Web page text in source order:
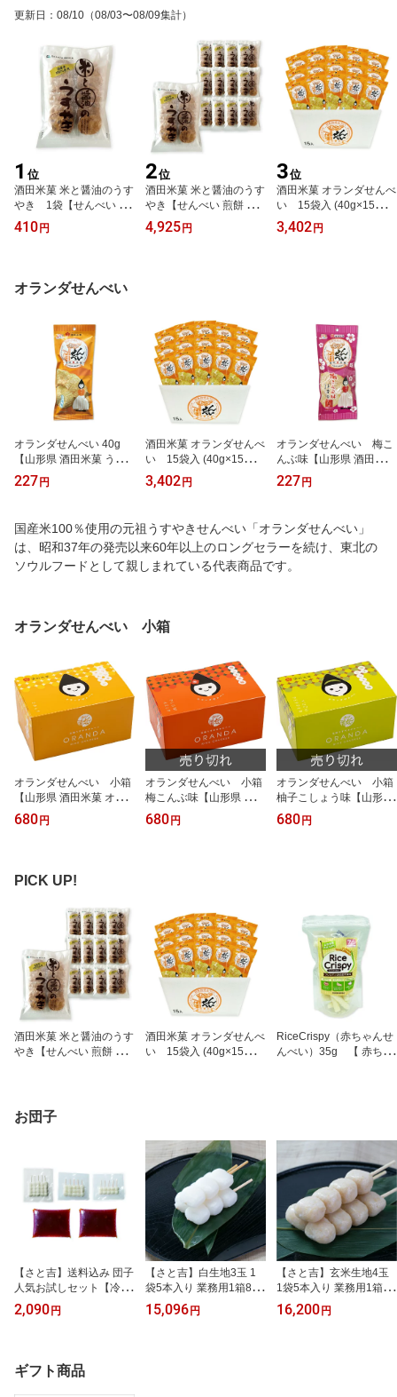
更新日 ： 08/10 （08/03〜08/09集計）
1 位
酒田米菓 米と醤油のうす
やき 1袋【せんべい 煎
餅 小麦不使用 醤油 しょ
うゆ 国産米100％使用 酒
410 円
2位
酒田米菓 米と醤油のうす
やき【せんべい 煎餅 小
麦不使用 醤油 お菓子 国
産米100％ 国産米使用】
4,925 円
3位
酒田米菓 オランダせんべ
い 15袋入 (40g×15袋
入) 【山形 酒田米菓 お土
産 ギフト オランダ うす
3,402 円
オランダせんべい
オランダせんべい 40g
【山形県 酒田米菓 うす
焼きせんべい オランダ
せんべい 煎餅 東北 おや
お取り寄せ 工場直送 直
送】
227 円
酒田米菓 オランダせんべ
い 15袋入 (40g×15袋
入) 【山形 酒田米菓 お土
産 ギフト オランダ うす
3,402 円
オランダせんべい 梅こ
んぶ味【山形県 酒田米菓
オランダ せんべい 煎餅
おやつ 梅昆布味 国産米
フト お取り寄せ 工場直
送 直送 コラボ商品】
227 円
国産米100％使用の元祖うすやきせんべい「オランダせんべい」
は、昭和37年の発売以来60年以上のロングセラーを続け、東北の
ソウルフードとして親しまれている代表商品です。
オランダせんべい 小箱
オランダせんべい 小箱
【山形県 酒田米菓 オラ
ンダ せんべい 煎餅 おや
つ 使用 ギフト お取り寄
680 円
オランダせんべい 小箱
梅こんぶ味【山形県 酒田
米菓 オランダ せんべい
煎餅 おやつ 使用 ギフト
680 円
オランダせんべい 小箱
柚子こしょう味【山形県
酒田米菓 オランダ せん
べい 煎餅 おやつ 使用 ギ
680 円
PICK UP!
酒田米菓 米と醤油のうす
やき【せんべい 煎餅 小
酒田米菓 オランダせんべ
い 15袋入 (40g×15袋
RiceCrispy（赤ちゃんせ
んべい）35g 【 赤ちゃ
お団子
【さと吉】送料込み 団子
人気お試しセット【冷凍
団子 お試し 送料無料 み
たらし 業務用】
2,090 円
【さと吉】白生地3玉 1
袋5本入り 業務用1箱85
袋【冷凍団子 冷凍 団子
業務用団子】
15,096 円
【さと吉】玄米生地4玉
1袋5本入り 業務用1箱60
袋 冷凍便 だんご 団子 冷
凍団子 玄米 業務用団子
16,200 円
ギフト商品